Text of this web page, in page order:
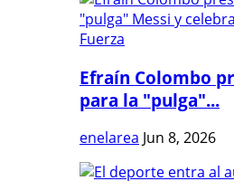
Efraín Colombo
para la "pulga"...
enelarea Jun 8, 2026